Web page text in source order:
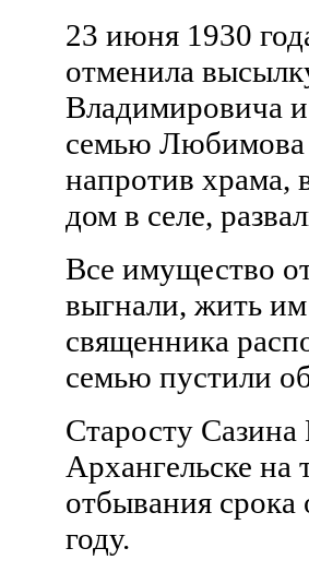
23 июня 1930
отменила
Владимировича
семью Любимова
напротив храма,
дом в селе,
Все имущество
выгнали, жить
священника
семью пустили
Старосту
Архангельске на
отбывания
году.